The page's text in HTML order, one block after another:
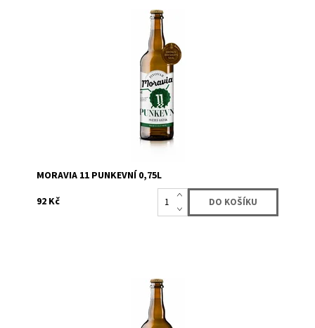
Příjemně pitelné, jednoduché pivo s umírněným
chmelením. Věrné přeodbrazu klasického českého
ležáku přístupného všem konzumentům.
116
Moravia lahvové pivo
MORAVIA 11 PUNKEVNÍ 0,75L
92 Kč
Světle zlaté nefiltrované a nepasterované výčepní pivo
českého typu se středně výraznou sladovou a
chmelovou vůní. Středně plné sladové tělo, střední až
vyšší hořkost, svěží s výbornou pitelností.